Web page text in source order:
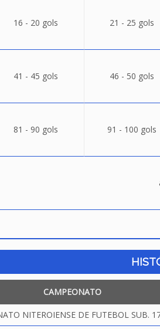
16 - 20 gols 21 - 25 gols
41 - 45 gols 46 - 50 gols
81 - 90 gols 91 - 100 gols
CAMPEONATO
NITEROIENSE DE FUTEBOL SUB.